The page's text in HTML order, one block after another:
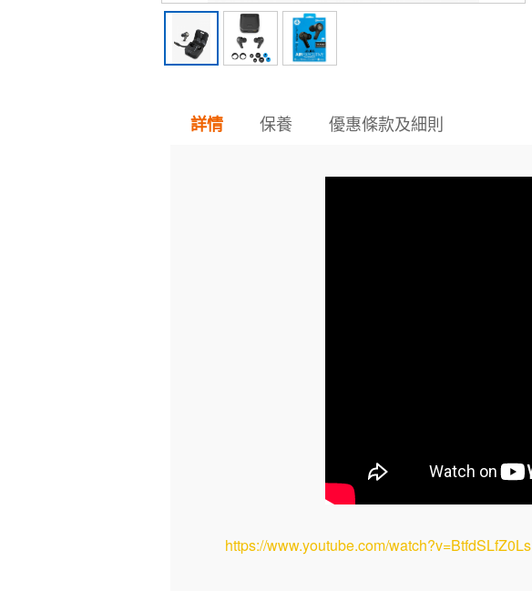
詳情 保養 優惠條款及細則
https://www.youtube.com/watch?v=BtfdSLfZ0Ls